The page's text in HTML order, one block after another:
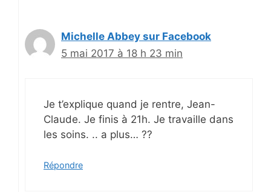
Michelle Abbey sur Facebook
5 mai 2017 à 18 h 23 min
Je t’explique quand je rentre, Jean-
Claude. Je finis à 21h. Je travaille dans
les soins. .. a plus… ??
Répondre